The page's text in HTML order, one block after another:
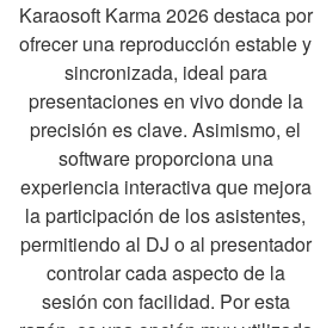
Karaosoft Karma 2026 destaca por
ofrecer una reproducción estable y
sincronizada, ideal para
presentaciones en vivo donde la
precisión es clave. Asimismo, el
software proporciona una
experiencia interactiva que mejora
la participación de los asistentes,
permitiendo al DJ o al presentador
controlar cada aspecto de la
sesión con facilidad. Por esta